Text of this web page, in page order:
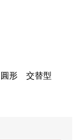
形 交替型